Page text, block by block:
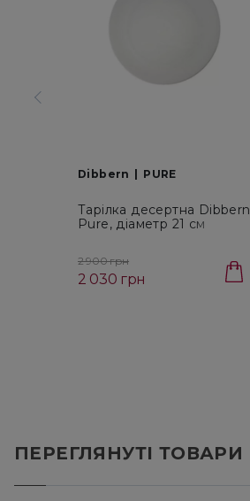
Dibbern PURE
Тарілка десертна Dibbern
Pure, діаметр 21 см
2 900 грн
2 030 грн
ПЕРЕГЛЯНУТІ ТОВАРИ